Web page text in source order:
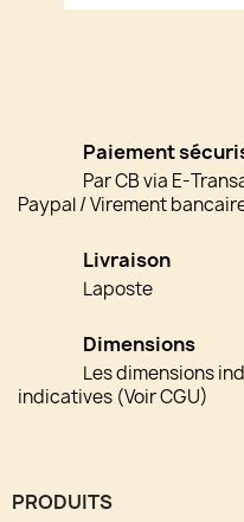
Paiement
Par CB via E-
Paypal / Virement
Livraison
Laposte
Dimensions
Les dimensions
indicatives (Voir CGU)
PRODUITS